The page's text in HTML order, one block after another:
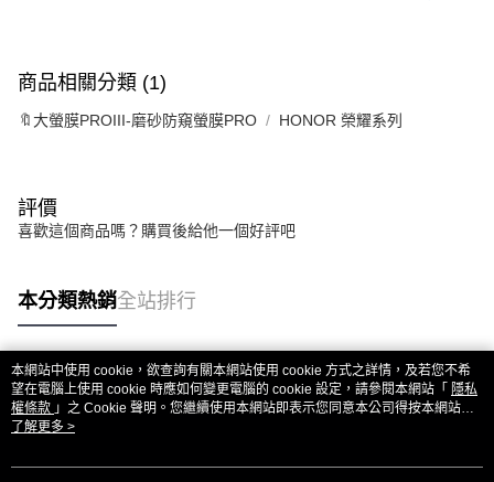
商品相關分類 (1)
🔖大螢膜PROIII-磨砂防窺螢膜PRO HONOR 榮耀系列
評價
喜歡這個商品嗎？購買後給他一個好評吧
本分類熱銷全站排行
熱門標籤
本網站中使用 cookie，欲查詢有關本網站使用 cookie 方式之詳情，及若您不希
望在電腦上使用 cookie 時應如何變更電腦的 cookie 設定，請參閱本網站「 隱私
權條款 」之 Cookie 聲明。您繼續使用本網站即表示您同意本公司得按本網站使
用條款之 Cookie 聲明使用 cookie。
了解更多 >